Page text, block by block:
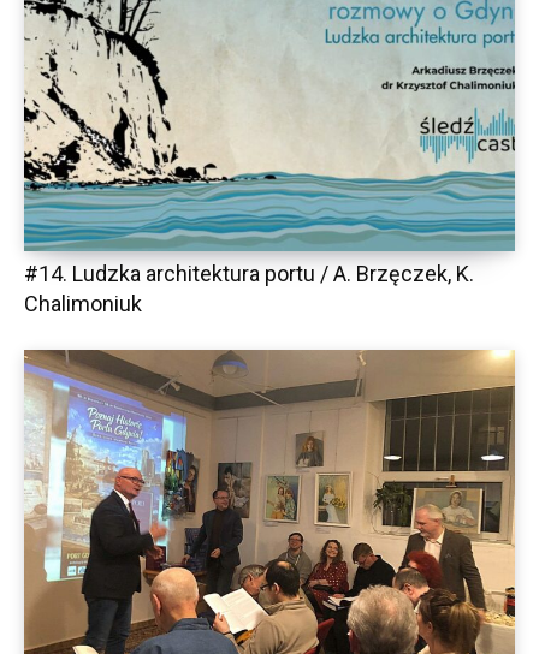
#14. Ludzka architektura portu / A. Brzęczek, K.
Chalimoniuk